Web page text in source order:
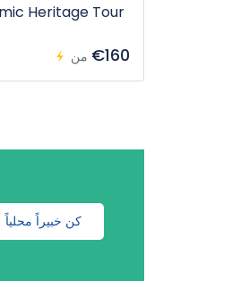
Heritage Tour
من €160
كن خبيراً محلياً